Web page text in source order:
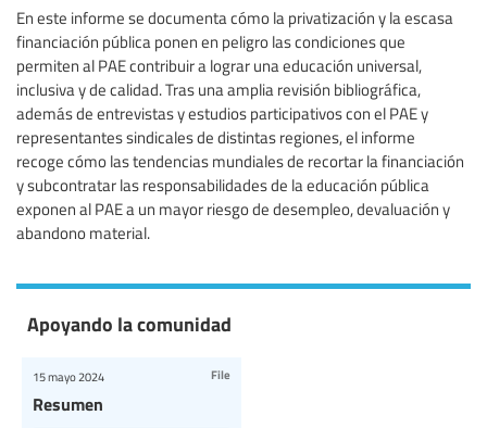
En este informe se documenta cómo la privatización y la escasa
financiación pública ponen en peligro las condiciones que
permiten al PAE contribuir a lograr una educación universal,
inclusiva y de calidad. Tras una amplia revisión bibliográfica,
además de entrevistas y estudios participativos con el PAE y
representantes sindicales de distintas regiones, el informe
recoge cómo las tendencias mundiales de recortar la financiación
y subcontratar las responsabilidades de la educación pública
exponen al PAE a un mayor riesgo de desempleo, devaluación y
abandono material.
Apoyando la comunidad
Resumen
15 mayo 2024 File